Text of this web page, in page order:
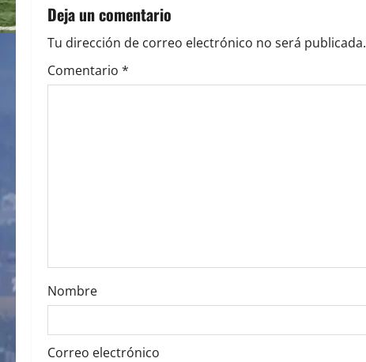
n
a
v
o
n
Deja un comentario
Tu dirección de correo electrónico no será publicada.
Comentario *
Nombre
Correo electrónico